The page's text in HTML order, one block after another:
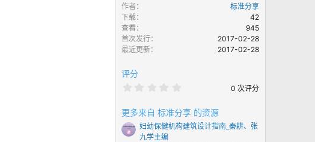
作者
标准分享
下载
42
查看
945
首次发行
2017-02-28
最近更新
2017-02-28
评分
0
颗
星
0 次评分
更多来自 标准分享 的资源
妇幼保健机构建筑设计指南_秦耕、张
九学主编